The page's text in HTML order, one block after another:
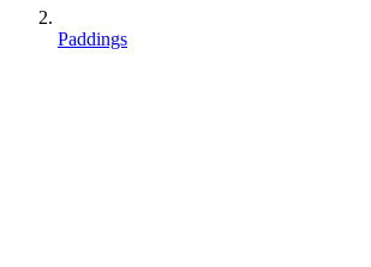
Paddings